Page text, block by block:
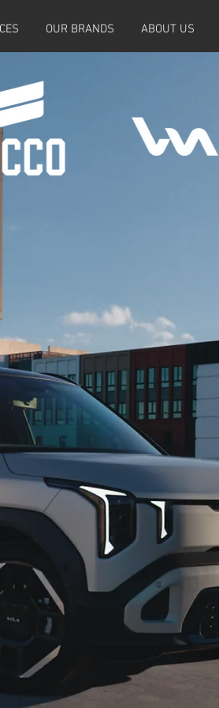
OUR BRANDS ABOUT US